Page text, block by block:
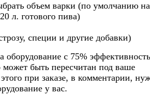
объем варки (по умолчанию
л. готового пива)
специи и другие добавки)
оборудование с 75%
быть пересчитан под ваше
при заказе, в комментарии,
у вас.